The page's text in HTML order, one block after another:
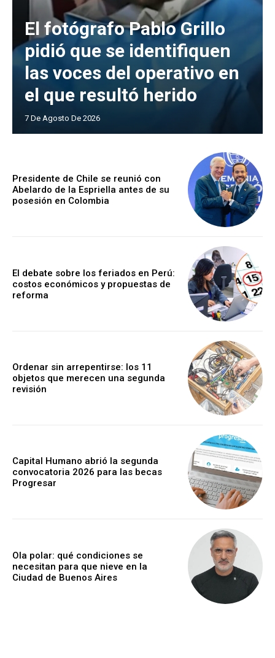
El fotógrafo Pablo Grillo
pidió que se identifiquen
las voces del operativo en
el que resultó herido
7 De Agosto De 2026
Presidente de Chile se reunió con
Abelardo de la Espriella antes de su
posesión en Colombia
El debate sobre los feriados en Perú:
costos económicos y propuestas de
reforma
Ordenar sin arrepentirse: los 11
objetos que merecen una segunda
revisión
Capital Humano abrió la segunda
convocatoria 2026 para las becas
Progresar
Ola polar: qué condiciones se
necesitan para que nieve en la
Ciudad de Buenos Aires